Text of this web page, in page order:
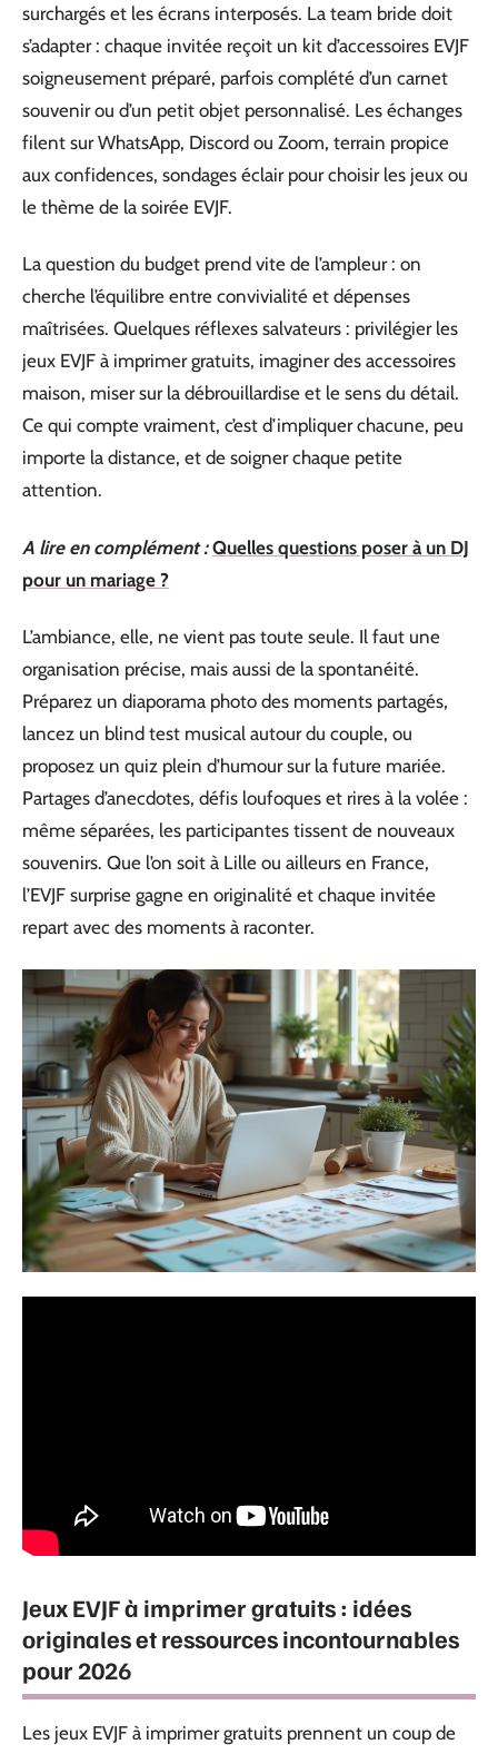
surchargés et les écrans interposés. La team bride doit
s’adapter : chaque invitée reçoit un kit d’accessoires EVJF
soigneusement préparé, parfois complété d’un carnet
souvenir ou d’un petit objet personnalisé. Les échanges
filent sur WhatsApp, Discord ou Zoom, terrain propice
aux confidences, sondages éclair pour choisir les jeux ou
le thème de la soirée EVJF.
La question du budget prend vite de l’ampleur : on
cherche l’équilibre entre convivialité et dépenses
maîtrisées. Quelques réflexes salvateurs : privilégier les
jeux EVJF à imprimer gratuits, imaginer des accessoires
maison, miser sur la débrouillardise et le sens du détail.
Ce qui compte vraiment, c’est d’impliquer chacune, peu
importe la distance, et de soigner chaque petite
attention.
A lire en complément : Quelles questions poser à un DJ
pour un mariage ?
L’ambiance, elle, ne vient pas toute seule. Il faut une
organisation précise, mais aussi de la spontanéité.
Préparez un diaporama photo des moments partagés,
lancez un blind test musical autour du couple, ou
proposez un quiz plein d’humour sur la future mariée.
Partages d’anecdotes, défis loufoques et rires à la volée :
même séparées, les participantes tissent de nouveaux
souvenirs. Que l’on soit à Lille ou ailleurs en France,
l’EVJF surprise gagne en originalité et chaque invitée
repart avec des moments à raconter.
Jeux EVJF à imprimer gratuits : idées
originales et ressources incontournables
pour 2026
Les jeux EVJF à imprimer gratuits prennent un coup de